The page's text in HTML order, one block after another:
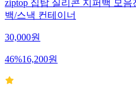
ziptop 집탑 실리콘 지퍼백 모
백/스낵 컨테이너
30,000원
46%16,200원